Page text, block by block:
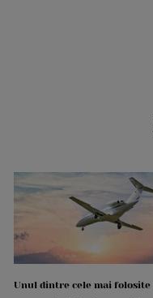
Unul dintre cele mai folosite